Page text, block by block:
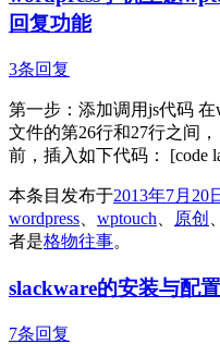
回复功能
3条回复
第一步：添加调用js代码 在
文件的第26行和27行之间，
前，插入如下代码： [code
本条目发布于2013年7月20
wordpress
wptouch 原创
者是格物往事。
slackware的安装与配置
7条回复